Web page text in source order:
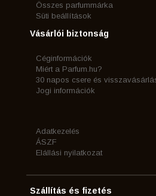
Összes parfummárka
Süti beállítások
Vásárlói biztonság
Céginformációk
Miért a Parfum.hu?
30 napos csere és
Jogi információk
Adatkezelés
ÁSZF
Elállási nyilatkozat
Szállítás és fizetés